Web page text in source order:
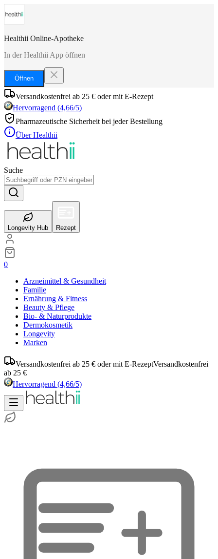
Healthii Online-Apotheke
In der Healthii App öffnen
Öffnen
Versandkostenfrei ab 25 € oder mit E-Rezept
Hervorragend (4,66/5)
Pharmazeutische Sicherheit bei jeder Bestellung
Über Healthii
Suche
Longevity Hub Rezept
0
Arzneimittel & Gesundheit
Familie
Ernährung & Fitness
Beauty & Pflege
Bio- & Naturprodukte
Dermokosmetik
Longevity
Marken
Versandkostenfrei ab 25 € oder mit E-RezeptVersandkostenfrei
ab 25 €
Hervorragend (4,66/5)